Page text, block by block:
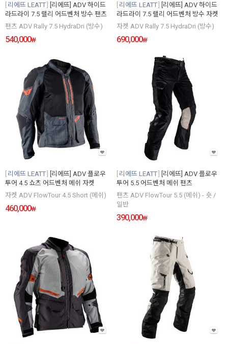
리에뜨 LEATT
[리에뜨] ADV 하이드
라드라이 7.5 랠리 어드벤처 방수 팬츠
팬츠 ADV Rally 7.5 HydraDri (방수)
540,000₩
리에뜨 LEATT
[리에뜨] ADV 하이드
라드라이 7.5 랠리 어드벤처 방수 자켓
자켓 ADV Rally 7.5 HydraDri (방수)
690,000₩
리에뜨 LEATT
[리에뜨] ADV 플로우
투어 4.5 쇼츠 어드벤처 메쉬 자켓
자켓 ADV FlowTour 4.5 Short (메쉬)
460,000₩
리에뜨 LEATT
[리에뜨] ADV 플로우
투어 5.5 어드벤처 메쉬 팬츠
팬츠 ADV FlowTour 5.5 (메쉬) - 숏 /
일반
390,000₩